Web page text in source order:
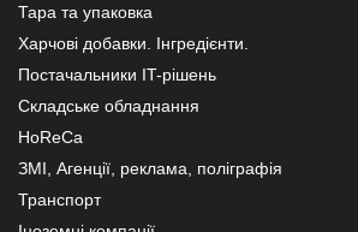
Тара та упаковка
Харчові добавки. Інгредієнти.
Постачальники IT-рішень
Складське обладнання
HoReCa
ЗМІ, Агенції, реклама, поліграфія
Транспорт